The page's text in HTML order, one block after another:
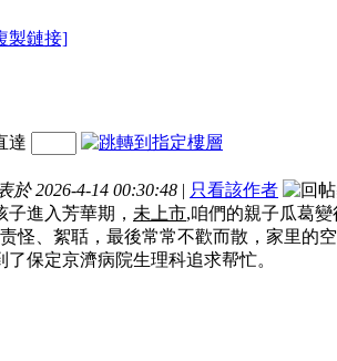
製鏈接]
達
於 2026-4-14 00:30:48 | 只看該作者
子進入芳華期， 未上市,咱們的親子瓜葛
怪、絮聒，最後常常不歡而散，家里的
了保定京濟病院生理科追求帮忙。